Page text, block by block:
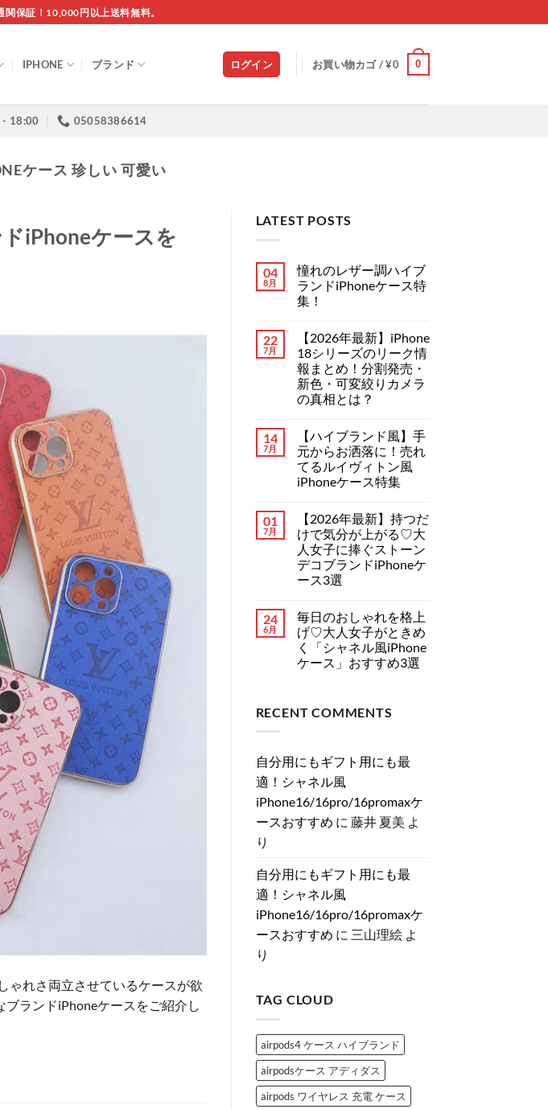
保証！10,000円以上送料無料。
IPHONE ブランド ログイン お買い物カゴ /¥0 0
- 18:00 05058386614
ケース 珍しい 可愛い
iPhoneケースを
ゃれさ両立させているケースが欲
ランドiPhoneケースをご紹介し
LATEST POSTS
04
8月
憧れのレザー調ハイブ
ランドiPhoneケース特
集！
レ
ザ
ー
調
ハ
イ
iPhone
ケ
ー
ス
ト
は
ま
だ
あ
り
22
7月
【2026年最新】iPhone
18シリーズのリーク情
報まとめ！分割発売・
新色・可変絞りカメラ
の真相とは？
新】
iPhone
18
シ
リ
リ
ー
ク
情
報
ま
分
割
発
売・
新
色・
り
カ
真
相
と
は？
へ
ト
は
ま
だ
あ
ん
14
7月
【ハイブランド風】手
元からお洒落に！売れ
てるルイヴィトン風
iPhoneケース特集
ラ
ン
ド
風】
手
元
お
洒
落
に！
売
れ
イ
ヴ
風
iPhone
ケ
ー
ス
集
へ
ト
は
ま
だ
あ
り
ん
01
7月
【2026年最新】持つだ
けで気分が上がる♡大
人女子に捧ぐストーン
デコブランドiPhoneケ
ース3選
最
新】
持
つ
だ
け
が
上
大
女
に
捧
ぐ
デ
ブ
ラ
ン
ド
iPhone
へ
ン
ト
は
ま
だ
あ
ん
24
6月
毎日のおしゃれを格上
げ♡大人女子がときめ
く「シャネル風iPhone
ケース」おすすめ3選
お
し
格
げ
大
女
め
「シ
ャ
ネ
ル
風
す
3
選
へ
の
ト
は
り
せ
RECENT COMMENTS
自分用にもギフト用にも最
適！シャネル風
iPhone16/16pro/16promaxケ
ースおすすめ に 藤井 夏美 よ
り
自分用にもギフト用にも最
適！シャネル風
iPhone16/16pro/16promaxケ
ースおすすめ に 三山理絵よ
り
TAG CLOUD
airpods4 ケース ハイブランド
airpodsケース アディダス
airpods ワイヤレス 充電 ケース